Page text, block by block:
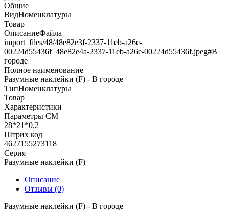
Общие
ВидНоменклатуры
Товар
ОписаниеФайла
import_files/48/48e82e3f-2337-11eb-a26e-
00224d55436f_48e82e4a-2337-11eb-a26e-00224d55436f.jpeg#В
городе
Полное наименование
Разумные наклейки (F) - В городе
ТипНоменклатуры
Товар
Характеристики
Параметры СМ
28*21*0,2
Штрих код
4627155273118
Серия
Разумные наклейки (F)
Описание
Отзывы (0)
Разумные наклейки (F) - В городе